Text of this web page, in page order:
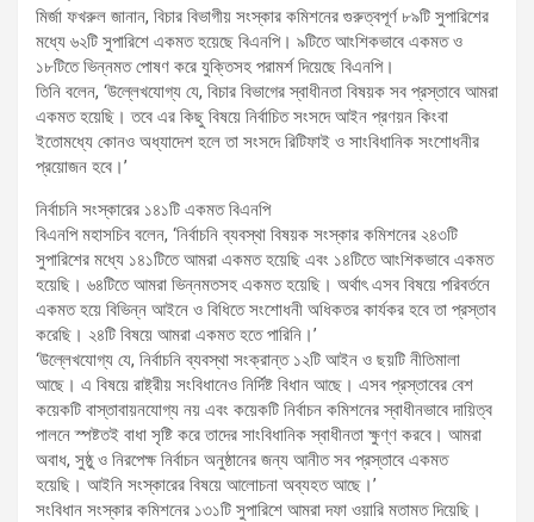
মির্জা ফখরুল জানান, বিচার বিভাগীয় সংস্কার কমিশনের গুরুত্বপূর্ণ ৮৯টি সুপারিশের
মধ্যে ৬২টি সুপারিশে একমত হয়েছে বিএনপি। ৯টিতে আংশিকভাবে একমত ও
১৮টিতে ভিন্নমত পোষণ করে যুক্তিসহ পরামর্শ দিয়েছে বিএনপি।
তিনি বলেন, ‘উল্লেখযোগ্য যে, বিচার বিভাগের স্বাধীনতা বিষয়ক সব প্রস্তাবে আমরা
একমত হয়েছি। তবে এর কিছু বিষয়ে নির্বাচিত সংসদে আইন প্রণয়ন কিংবা
ইতোমধ্যে কোনও অধ্যাদেশ হলে তা সংসদে রিটিফাই ও সাংবিধানিক সংশোধনীর
প্রয়োজন হবে।’
নির্বাচনি সংস্কারের ১৪১টি একমত বিএনপি
বিএনপি মহাসচিব বলেন, ‘নির্বাচনি ব্যবস্থা বিষয়ক সংস্কার কমিশনের ২৪৩টি
সুপারিশের মধ্যে ১৪১টিতে আমরা একমত হয়েছি এবং ১৪টিতে আংশিকভাবে একমত
হয়েছি। ৬৪টিতে আমরা ভিন্নমতসহ একমত হয়েছি। অর্থাৎ এসব বিষয়ে পরিবর্তনে
একমত হয়ে বিভিন্ন আইনে ও বিধিতে সংশোধনী অধিকতর কার্যকর হবে তা প্রস্তাব
করেছি। ২৪টি বিষয়ে আমরা একমত হতে পারিনি।’
‘উল্লেখযোগ্য যে, নির্বাচনি ব্যবস্থা সংক্রান্ত ১২টি আইন ও ছয়টি নীতিমালা
আছে। এ বিষয়ে রাষ্ট্রীয় সংবিধানেও নির্দিষ্ট বিধান আছে। এসব প্রস্তাবের বেশ
কয়েকটি বাস্তাবায়নযোগ্য নয় এবং কয়েকটি নির্বাচন কমিশনের স্বাধীনভাবে দায়িত্ব
পালনে স্পষ্টতই বাধা সৃষ্টি করে তাদের সাংবিধানিক স্বাধীনতা ক্ষুণ্ণ করবে। আমরা
অবাধ, সুষ্ঠু ও নিরপেক্ষ নির্বাচন অনুষ্ঠানের জন্য আনীত সব প্রস্তাবে একমত
হয়েছি। আইনি সংস্কারের বিষয়ে আলোচনা অব্যহত আছে।’
সংবিধান সংস্কার কমিশনের ১৩১টি সুপারিশে আমরা দফা ওয়ারি মতামত দিয়েছি।